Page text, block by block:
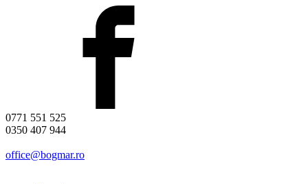
0771 551 525
0350 407 944
office@bogmar.ro